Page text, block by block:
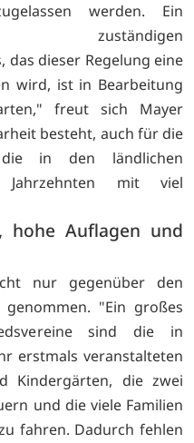
werden. Ein
dieser Regelung eine
wird, ist in Bearbeitung
freut sich Mayer
besteht, auch für die
die in den ländlichen
mit viel
hohe Auflagen und
nur gegenüber den
"Ein großes
sind die in
erstmals veranstalteten
Kindergärten, die zwei
und die viele Familien
fahren. Dadurch fehlen